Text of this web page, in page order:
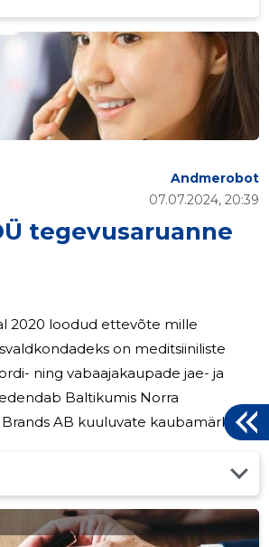
tegevusaruanne
07.07.2024, 20:39
Andmerobot
2020 loodud ettevõte mille
on meditsiiniliste
ning vabaajakaupade jae- ja
Baltikumis Norra
AB kuuluvate kaubamärkide
müük. See tegevus järgmisel
lõpeb kuna partner ei pikenda
litsentsi. Seega on oodata